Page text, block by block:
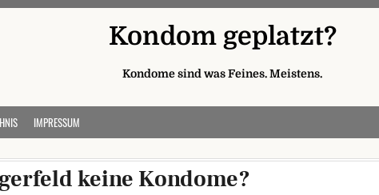
Kondom geplatzt?
Kondome sind was Feines. Meistens.
IMPRESSUM
keine Kondome?